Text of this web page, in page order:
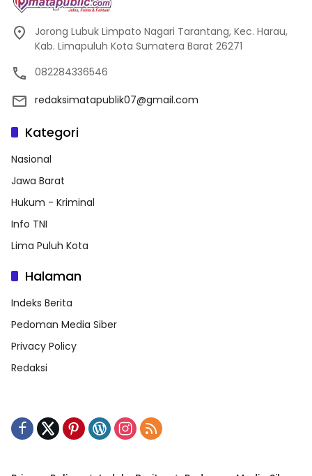
Jorong Lubuk Limpato Nagari Tarantang, Kec. Harau,
Kab. Limapuluh Kota Sumatera Barat 26271
082284336546
redaksimatapublik07@gmail.com
Kategori
Nasional
Jawa Barat
Hukum - Kriminal
Info TNI
Lima Puluh Kota
Halaman
Indeks Berita
Pedoman Media Siber
Privacy Policy
Redaksi